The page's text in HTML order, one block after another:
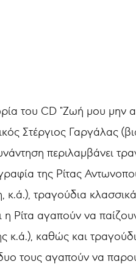
του CD "Ζωή μου μην
Στέργιος Γαργάλας
περιλαμβάνει
της Ρίτας
κ.ά.), τραγούδια
η Ρίτα αγαπούν να
κ.ά.), καθώς και
τους αγαπούν να